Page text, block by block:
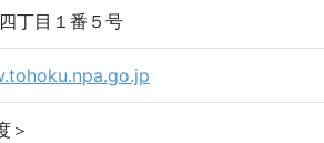
丁目１番５号
＞